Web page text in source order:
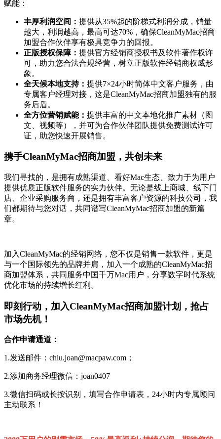
赋能：
丰厚利润空间： 提供从35%起的阶梯式利润分成，销量
越大，利润越高，最高可达70%，确保CleanMyMac招商
加盟合作伙伴享有极具竞争力的回报。
正版授权保障： 提供官方经销商授权书及软件著作权许
可，助力您合法合规经营，树立正版软件经销商权威形
象。
全天候本地支持： 提供7×24小时简体中文客户服务，由
专属客户经理对接，这是CleanMyMac招商加盟独有的服
务后盾。
全方位营销赋能： 提供丰富的中文本地化推广素材（图
文、视频等），并可为合作伙伴团队提供免费测试许可
证，助您快速开展销售。
携手CleanMyMac招商加盟，共创未来
我们寻找的，是拥有成熟渠道、看好Mac生态、致力于为用户
提供优质正版软件服务的实力伙伴。无论是线上商城、线下门
店、企业采购服务商，还是拥有丰富客户资源的科技公司，我
们都期待与您对话，共同谱写CleanMyMac招商加盟的新篇
章。
加入CleanMyMac的经销网络，您不仅是销售一款软件，更是
与一个国际领先的品牌并肩，加入一个成熟的CleanMyMac招
商加盟体系，共同服务中国千万Mac用户，分享数字时代系统
优化市场的持续增长红利。
即刻行动，加入CleanMyMac招商加盟计划，抢占
市场先机！
合作申请通道：
1.发送邮件： chiu.joan@macpaw.com ；
2.添加商务经理微信： joan0407
3.微信扫码或长按识别，填写合作申请表，24小时内专属顾问
主动联系！